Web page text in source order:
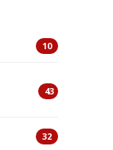
10
43
32